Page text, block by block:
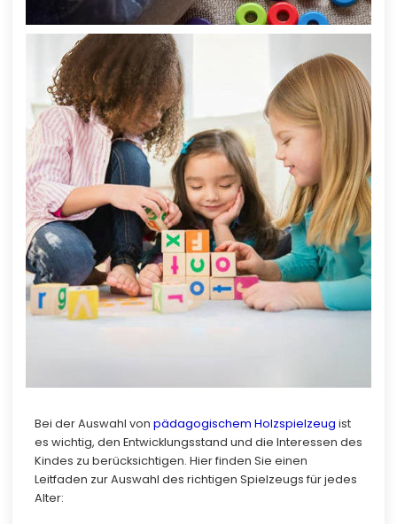
Bei der Auswahl von pädagogischem Holzspielzeug ist
es wichtig, den Entwicklungsstand und die Interessen des
Kindes zu berücksichtigen. Hier finden Sie einen
Leitfaden zur Auswahl des richtigen Spielzeugs für jedes
Alter: